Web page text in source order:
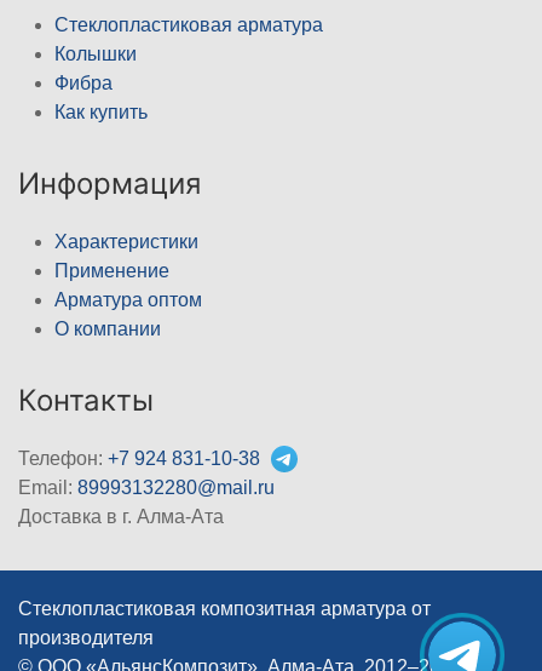
Стеклопластиковая арматура
Колышки
Фибра
Как купить
Информация
Характеристики
Применение
Арматура оптом
О компании
Контакты
Телефон: +7 924 831-10-38
Email: 89993132280@mail.ru
Доставка в г. Алма-Ата
Стеклопластиковая композитная арматура от
производителя
© ООО «АльянсКомпозит», Алма-Ата, 2012–2026